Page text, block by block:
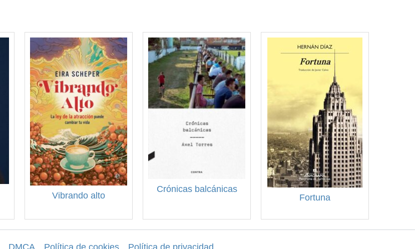
Vibrando alto
Crónicas balcánicas
Fortuna